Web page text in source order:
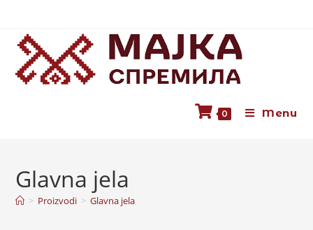
0 Menu
Glavna jela
> Proizvodi > Glavna jela